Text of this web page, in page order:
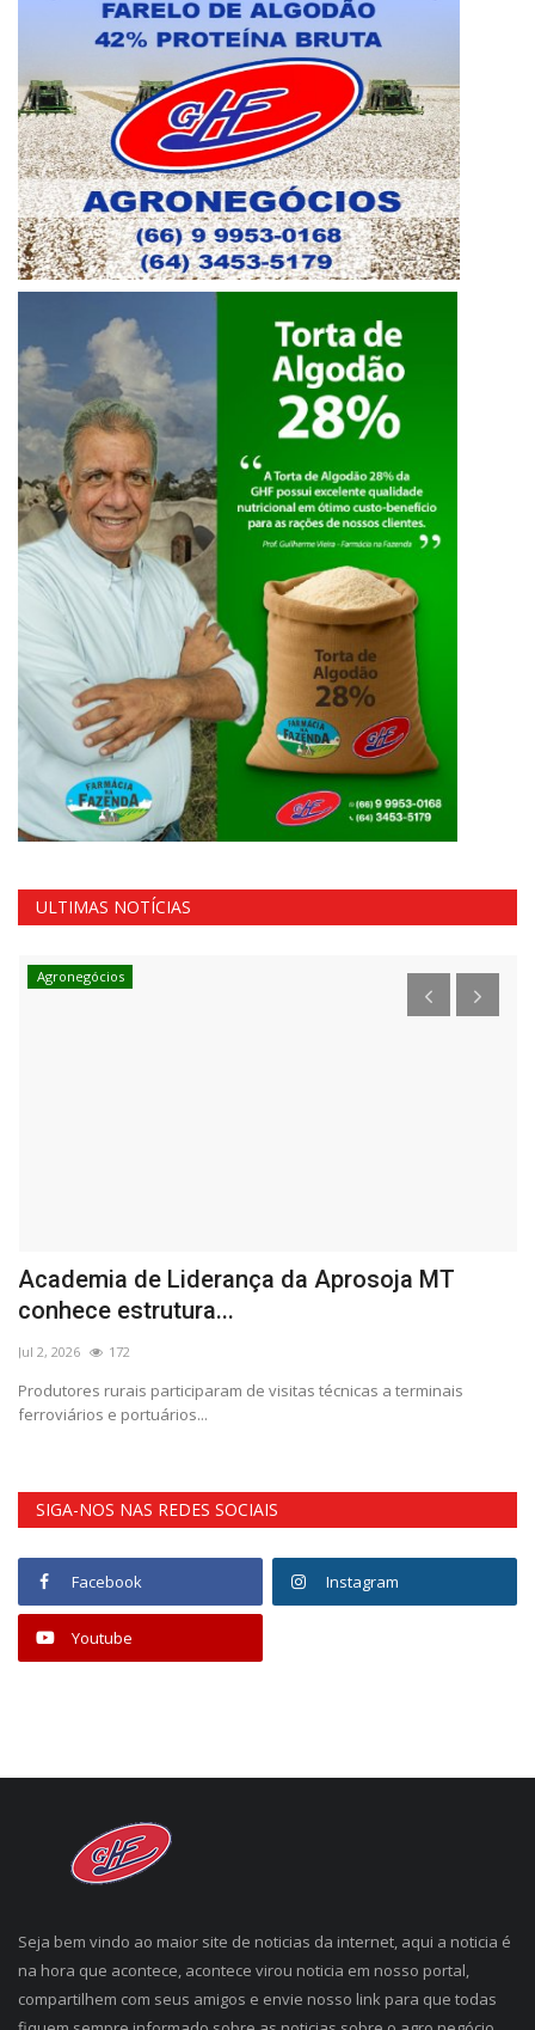
ULTIMAS NOTÍCIAS
Agronegócios
Academia de Liderança da Aprosoja MT
conhece estrutura...
Jul 2, 2026 172
Produtores rurais participaram de visitas técnicas a terminais
ferroviários e portuários...
SIGA-NOS NAS REDES SOCIAIS
Facebook Instagram
Youtube
Seja bem vindo ao maior site de noticias da internet, aqui a noticia é
na hora que acontece, acontece virou noticia em nosso portal,
compartilhem com seus amigos e envie nosso link para que todas